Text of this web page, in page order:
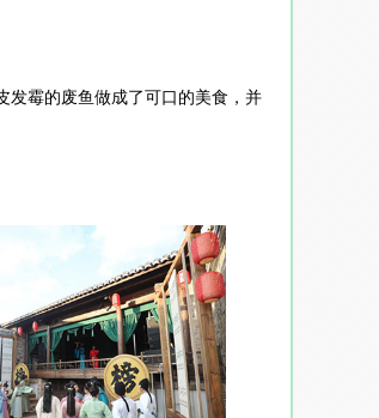
发霉的废鱼做成了可口的美食，并